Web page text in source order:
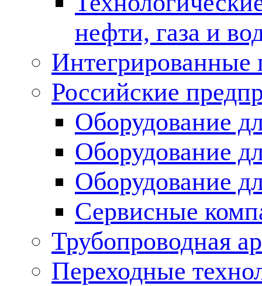
нефти, газа и
Российские
Оборудование
Оборудование
Оборудование
Сервисные
Трубопроводная
Переходные